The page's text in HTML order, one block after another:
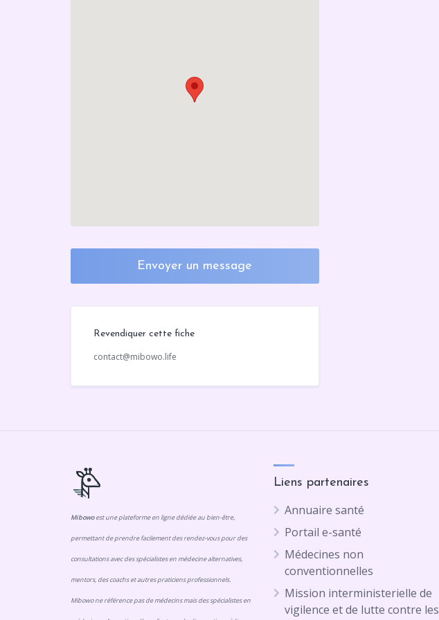
Envoyer un message
Revendiquer cette fiche
contact@mibowo.life
Mibowoest une plateforme en ligne dédiée au bien-être,
permettant de prendre facilement des rendez-vous pour des
consultations avec des spécialistes en médecine alternatives,
mentors, des coachs et autres praticiens professionnels.
Mibowo ne référence pas de médecins mais des spécialistes en
Liens partenaires
Annuaire santé
Portail e-santé
Médecines non
conventionnelles
Mission interministerielle de
vigilence et de lutte contre les